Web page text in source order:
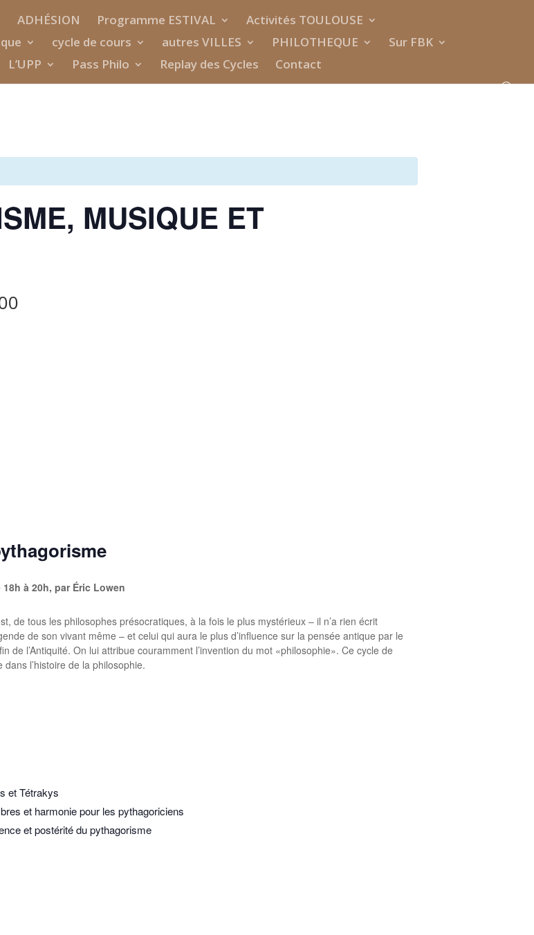
ADHÉSION Programme ESTIVAL
Activités TOULOUSE
cycle de cours autres VILLES PHILOTHEQUE
Sur FBK
L’UPP Pass Philo Replay des Cycles Contact
MUSIQUE ET
à 20h, par Éric Lowen
de tous les philosophes présocratiques, à la fois le plus mystérieux – il n’a rien écrit
de son vivant même – et celui qui aura le plus d’influence sur la pensée antique par le
l’Antiquité. On lui attribue couramment l’invention du mot «philosophie». Ce cycle de
l’histoire de la philosophie.
et Tétrakys
et harmonie pour les pythagoriciens
et postérité du pythagorisme